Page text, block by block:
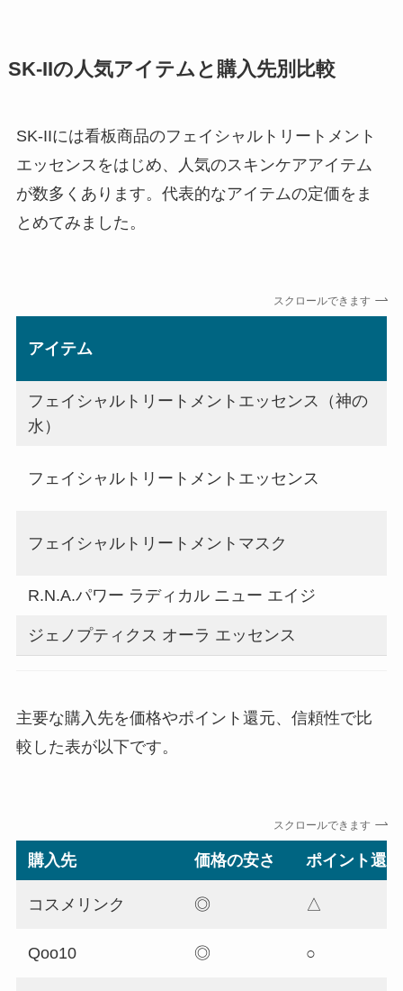
SK-IIの人気アイテムと購入先別比較
SK-IIには看板商品のフェイシャルトリートメント
エッセンスをはじめ、人気のスキンケアアイテム
が数多くあります。代表的なアイテムの定価をま
とめてみました。
スクロールできます
アイテム
フェイシャルトリートメントエッセンス（神の
水）
フェイシャルトリートメントエッセンス
フェイシャルトリートメントマスク
R.N.A.パワー ラディカル ニュー エイジ
ジェノプティクス オーラ エッセンス
主要な購入先を価格やポイント還元、信頼性で比
較した表が以下です。
スクロールできます
購入先 価格の安さ ポイント還元
コスメリンク ◎ △
Qoo10 ◎ ○